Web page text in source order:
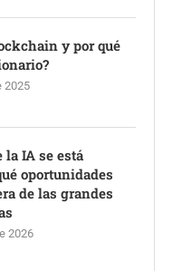
y por qué
2025
la IA se está
oportunidades
de las grandes
2026